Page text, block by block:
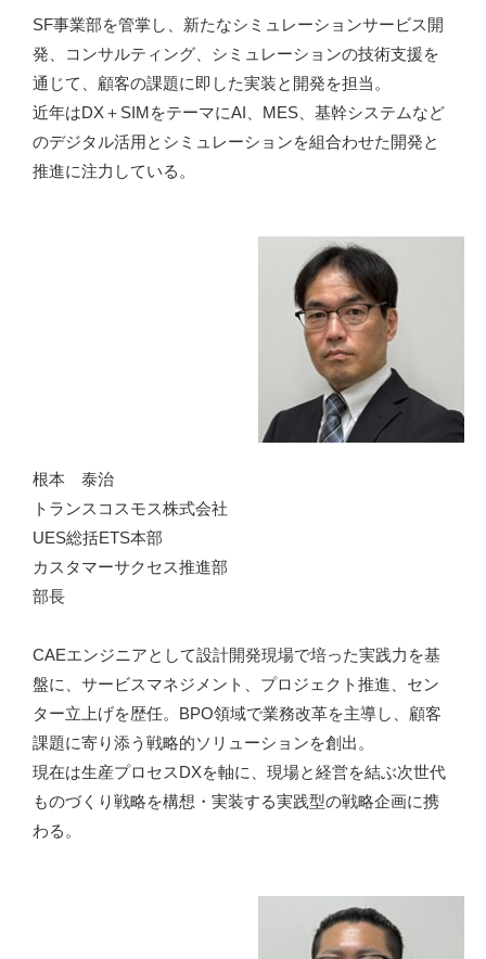
SF事業部を管掌し、新たなシミュレーションサービス開
発、コンサルティング、シミュレーションの技術支援を
通じて、顧客の課題に即した実装と開発を担当。
近年はDX＋SIMをテーマにAI、MES、基幹システムなど
のデジタル活用とシミュレーションを組合わせた開発と
推進に注力している。
根本 泰治
トランスコスモス株式会社
UES総括ETS本部
カスタマーサクセス推進部
部長
CAEエンジニアとして設計開発現場で培った実践力を基
盤に、サービスマネジメント、プロジェクト推進、セン
ター立上げを歴任。BPO領域で業務改革を主導し、顧客
課題に寄り添う戦略的ソリューションを創出。
現在は生産プロセスDXを軸に、現場と経営を結ぶ次世代
ものづくり戦略を構想・実装する実践型の戦略企画に携
わる。